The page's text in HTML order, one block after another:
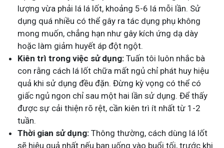
lượng vừa phải lá lá lốt, khoảng 5-6 lá mỗi lần. Sử
dụng quá nhiều có thể gây ra tác dụng phụ không
mong muốn, chẳng hạn như gây kích ứng dạ dày
hoặc làm giảm huyết áp đột ngột.
Kiên trì trong việc sử dụng: Tuấn tôi luôn nhắc bà
con rằng cách lá lốt chữa mất ngủ chỉ phát huy hiệu
quả khi sử dụng đều đặn. Đừng kỳ vọng có thể có
giấc ngủ ngon chỉ sau một hai lần sử dụng. Để thấy
được sự cải thiện rõ rệt, cần kiên trì ít nhất từ 1-2
tuần.
Thời gian sử dụng: Thông thường, cách dùng lá lốt
sẽ hiệu quả nhất nếu bạn uống vào buổi tối, trước khi